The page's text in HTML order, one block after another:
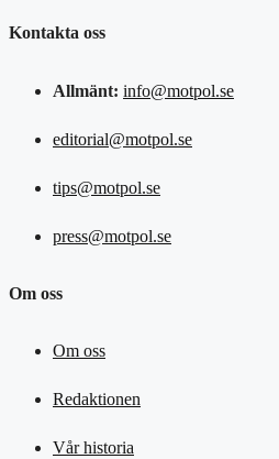
Kontakta oss
Allmänt: info@motpol.se
editorial@motpol.se
tips@motpol.se
press@motpol.se
Om oss
Om oss
Redaktionen
Vår historia